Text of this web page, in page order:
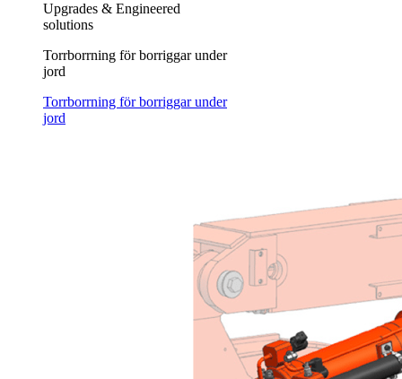
Upgrades & Engineered
solutions
Torrborrning för borriggar under
jord
Torrborrning för borriggar under
jord